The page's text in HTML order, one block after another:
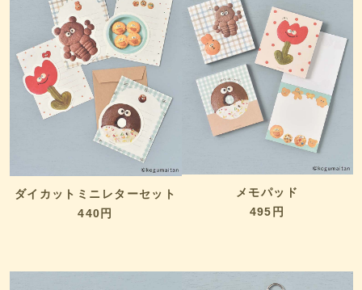
ダイカットミニレターセット
440円
メモパッド
495円